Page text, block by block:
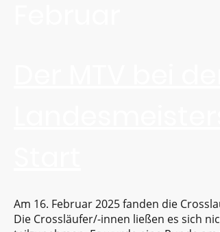
Am 16. Februar 2025 fanden die
Die Crossläufer/-innen ließen es sich